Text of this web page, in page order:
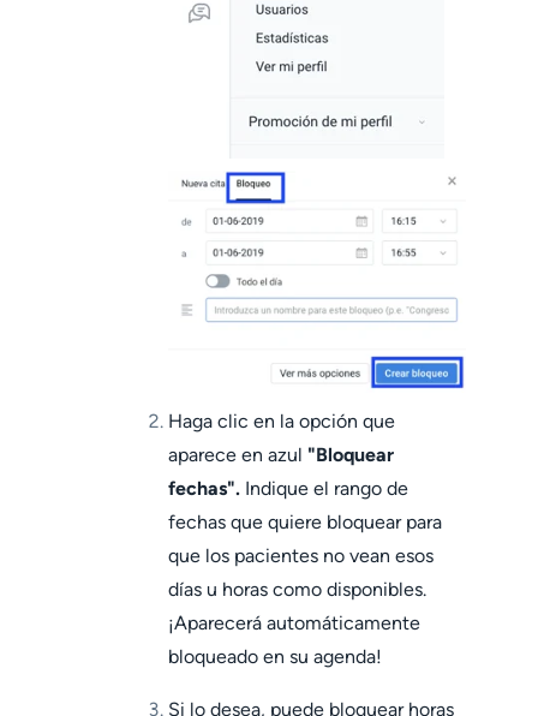
Haga clic en la opción que
aparece en azul "Bloquear
fechas". Indique el rango de
fechas que quiere bloquear para
que los pacientes no vean esos
días u horas como disponibles.
¡Aparecerá automáticamente
bloqueado en su agenda!
Si lo desea, puede bloquear horas